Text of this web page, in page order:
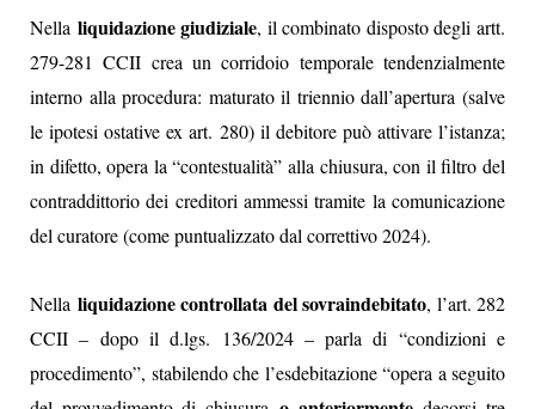
Nella liquidazione giudiziale, il combinato disposto degli artt.
279-281 CCII crea un corridoio temporale tendenzialmente
interno alla procedura: maturato il triennio dall’apertura (salve
le ipotesi ostative ex art. 280) il debitore può attivare l’istanza;
in difetto, opera la “contestualità” alla chiusura, con il filtro del
contraddittorio dei creditori ammessi tramite la comunicazione
del curatore (come puntualizzato dal correttivo 2024).
Nella liquidazione controllata del sovraindebitato, l’art. 282
CCII – dopo il d.lgs. 136/2024 – parla di “condizioni e
procedimento”, stabilendo che l’esdebitazione “opera a seguito